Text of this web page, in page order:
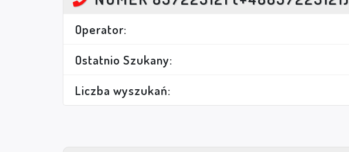
Operator:
Ostatnio Szukany:
Liczba wyszukań: